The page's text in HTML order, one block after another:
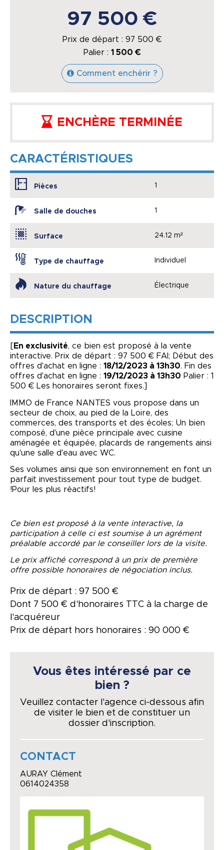
97 500 €
Prix de départ : 97 500 €
Palier : 1 500 €
Comment enchérir ?
ENCHÈRE TERMINÉE
CARACTÉRISTIQUES
Pièces 1
Salle de douches 1
Surface 24.12 m²
Type de chauffage Individuel
Nature du chauffage Électrique
DESCRIPTION
[ En exclusivité, ce bien est proposé à la vente
interactive. Prix de départ : 97 500 € FAI; Début des
offres d'achat en ligne : 18/12/2023 à 13h30. Fin des
offres d'achat en ligne : 19/12/2023 à 13h30 Palier : 1
500 € Les honoraires seront fixes.]
IMMO de France NANTES vous propose dans un
secteur de choix, au pied de la Loire, des
commerces, des transports et des écoles; Un bien
composé, d'une pièce principale avec cuisine
aménagée et équipée, placards de rangements ainsi
qu'une salle d'eau avec WC.
Ses volumes ainsi que son environnement en font un
parfait investissement pour tout type de budget.
!Pour les plus réactifs!
Ce bien est proposé à la vente interactive, la
participation à celle ci est soumise à un agrément
préalable accordé par le conseiller lors de la visite.
Le prix affiché correspond à un prix de première
offre possible honoraires de négociation inclus.
Prix de départ : 97 500 €
Dont 7 500 € d'honoraires TTC à la charge de
l'acquéreur
Prix de départ hors honoraires : 90 000 €
Vous êtes intéressé par ce
bien ?
Veuillez contacter l'agence ci-dessous afin
de visiter le bien et de constituer un
dossier d'inscription.
CONTACT
AURAY Clément
0614024358